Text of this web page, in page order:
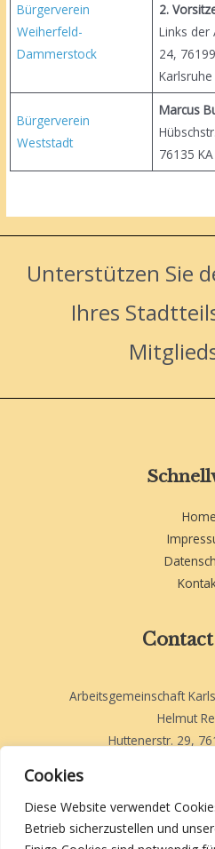
Cookies
Diese Website verwendet
Betrieb sicherzustellen und
Bürgerverein
Weiherfeld-
Dammerstock
2.
Links der
24, 76199
Karlsruhe
Bürgerverein
Weststadt
Marcus
76135 KA
Unterstützen Sie
Ihres
Home
Arbeitsgemeinschaft
Helmut
Huttenerstr. 29,